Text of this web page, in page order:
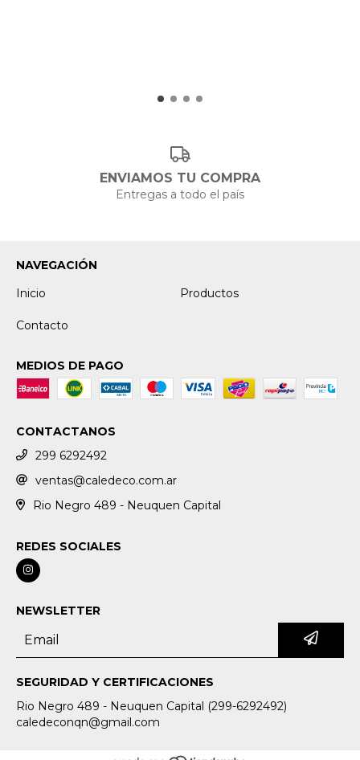
ENVIAMOS TU COMPRA
Entregas a todo el país
NAVEGACIÓN
Inicio
Productos
Contacto
MEDIOS DE PAGO
CONTACTANOS
299 6292492
ventas@caledeco.com.ar
Rio Negro 489 - Neuquen Capital
REDES SOCIALES
NEWSLETTER
SEGURIDAD Y CERTIFICACIONES
Rio Negro 489 - Neuquen Capital (299-6292492)
caledeconqn@gmail.com